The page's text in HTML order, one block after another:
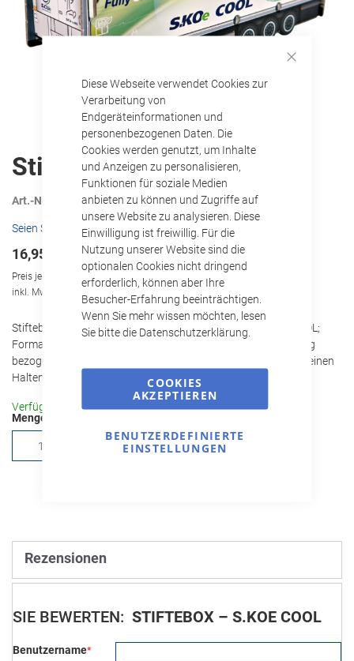
Diese Webseite verwendet Cookies zur
Verarbeitung von
Endgeräteinformationen und
personenbezogenen Daten. Die
Cookies werden genutzt, um Inhalte
und Anzeigen zu personalisieren,
Funktionen für soziale Medien
anbieten zu können und Zugriffe auf
unsere Website zu analysieren. Diese
Einwilligung ist freiwillig. Für die
Nutzung unserer Website sind die
optionalen Cookies nicht dringend
erforderlich, können aber Ihre
Besucher-Erfahrung beeinträchtigen.
Wenn Sie mehr wissen möchten, lesen
Sie bitte die Datenschutzerklärung.
COOKIES
AKZEPTIEREN
BENUTZERDEFINIERTE
EINSTELLUNGEN
Zum
Anfang
Bildgalerie
springen
Stiftebox – S.KOe COOL
Art.-Nr. 1516837
Seien Sie der Erste, der dieses Produkt bewertet
16,95 €
Preis je Stück
inkl. MwSt., zzgl.
Versandkosten
Stiftebox im Tableau zum zusammenbauen; Motiv: S.KOe COOL;
Format: 210 x 297 mm; Material: 1,9 mm Graupappe beidseitig
bezogen mit 100 g Feinleinpapier; Ausführung: gestanzt mit feinen
Haltenasen.
Menge
In den Warenkorb
Verfügbar
Rezensionen
SIE BEWERTEN: STIFTEBOX – S.KOE COOL
Benutzername